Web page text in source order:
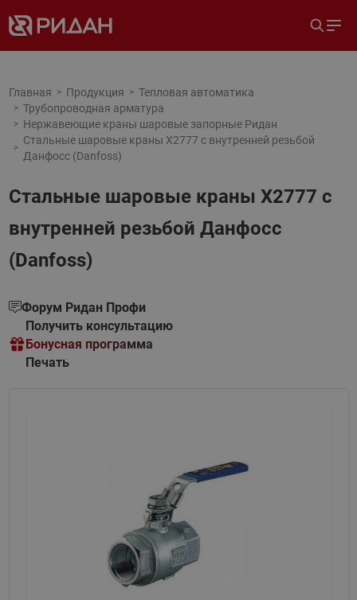
Главная Продукция
Тепловая автоматика
Трубопроводная арматура
Нержавеющие краны шаровые запорные Ридан
Стальные шаровые краны X2777 с внутренней резьбой
Данфосс (Danfoss)
Стальные шаровые краны X2777 с
внутренней резьбой Данфосс
(Danfoss)
Форум Ридан Профи
Получить консультацию
Бонусная программа
Печать